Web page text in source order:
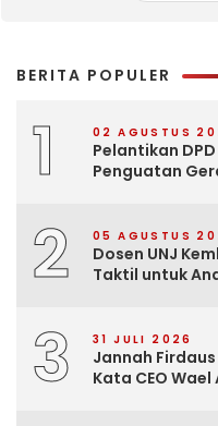
BERITA POPULER
1 02 AGUSTUS
Pelantikan
Penguatan
2 05 AGUSTUS
Dosen UNJ
Taktil untuk
3 31 JULI 2026
Jannah
Kata CEO Wael